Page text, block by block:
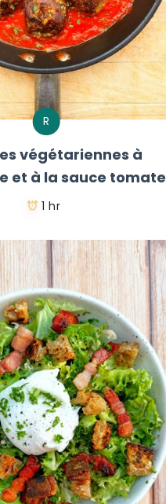
R
végétariennes à
et à la sauce tomate
1 hr